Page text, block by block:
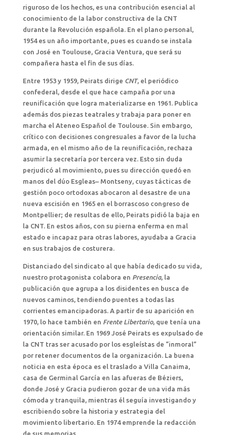
riguroso de los hechos, es una contribución esencial al
conocimiento de la labor constructiva de la CNT
durante la Revolución española. En el plano personal,
1954 es un año importante, pues es cuando se instala
con José en Toulouse, Gracia Ventura, que será su
compañera hasta el fin de sus días.
Entre 1953 y 1959, Peirats dirige CNT, el periódico
confederal, desde el que hace campaña por una
reunificación que logra materializarse en 1961. Publica
además dos piezas teatrales y trabaja para poner en
marcha el Ateneo Español de Toulouse. Sin embargo,
crítico con decisiones congresuales a favor de la lucha
armada, en el mismo año de la reunificación, rechaza
asumir la secretaría por tercera vez. Esto sin duda
perjudicó al movimiento, pues su dirección quedó en
manos del dúo Esgleas– Montseny, cuyas tácticas de
gestión poco ortodoxas abocaron al desastre de una
nueva escisión en 1965 en el borrascoso congreso de
Montpellier; de resultas de ello, Peirats pidió la baja en
la CNT. En estos años, con su pierna enferma en mal
estado e incapaz para otras labores, ayudaba a Gracia
en sus trabajos de costurera.
Distanciado del sindicato al que había dedicado su vida,
nuestro protagonista colabora en Presencia, la
publicación que agrupa a los disidentes en busca de
nuevos caminos, tendiendo puentes a todas las
corrientes emancipadoras. A partir de su aparición en
1970, lo hace también en Frente Libertario, que tenía una
orientación similar. En 1969 José Peirats es expulsado de
la CNT tras ser acusado por los esgleístas de “inmoral”
por retener documentos de la organización. La buena
noticia en esta época es el traslado a Villa Canaima,
casa de Germinal García en las afueras de Béziers,
donde José y Gracia pudieron gozar de una vida más
cómoda y tranquila, mientras él seguía investigando y
escribiendo sobre la historia y estrategia del
movimiento libertario. En 1974 emprende la redacción
de sus memorias.